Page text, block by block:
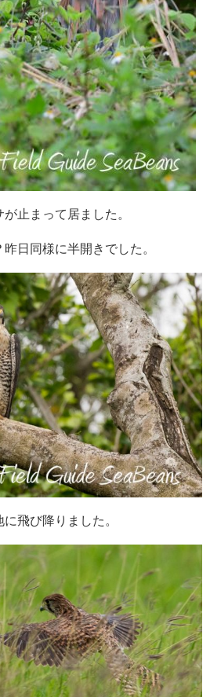
止まって居ました。
日同様に半開きでした。
飛び降りました。